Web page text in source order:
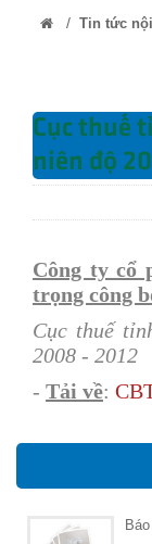
/ Tin tức
Cục thuế
niên độ
Công ty cổ
trọng công
Cục thuế
2008 - 2012
- Tải về: